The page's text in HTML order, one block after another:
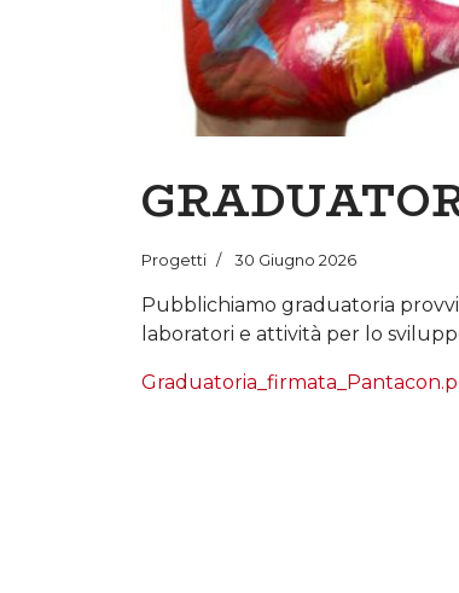
Progetti 30 Giugno 2026
Pubblichiamo graduatoria
laboratori e attività per lo